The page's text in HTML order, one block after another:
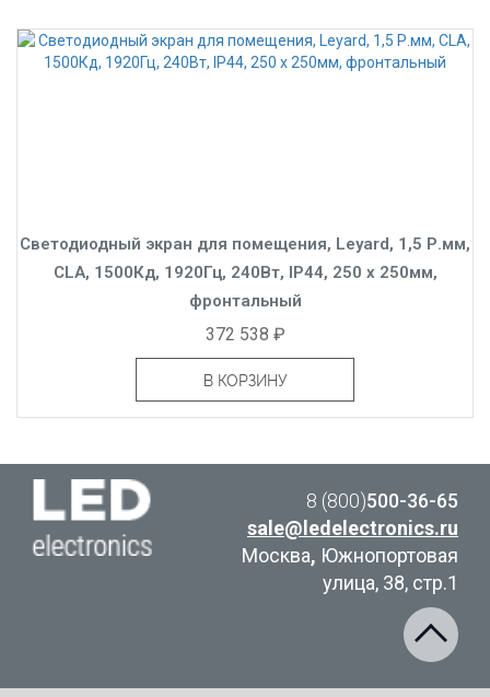
Светодиодный экран для помещения, Leyard, 1,5 Р.мм,
CLA, 1500Кд, 1920Гц, 240Вт, IP44, 250 x 250мм,
фронтальный
372 538 ₽
В КОРЗИНУ
8 (800)500-36-65
sale@ledelectronics.ru
Москва, Южнопортовая
улица, 38, стр.1